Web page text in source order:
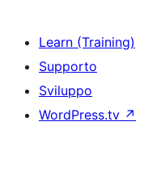
Learn (Training)
Supporto
Sviluppo
WordPress.tv ↗